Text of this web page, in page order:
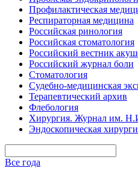
Профилактическая
Респираторная медицина
Российская ринология
Российская стоматология
Российский вестник
Российский журнал боли
Стоматология
Судебно-медицинская
Терапевтический архив
Флебология
Хирургия. Журнал им.
Эндоскопическая
Все года